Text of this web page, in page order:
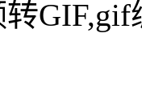
GIF,gif